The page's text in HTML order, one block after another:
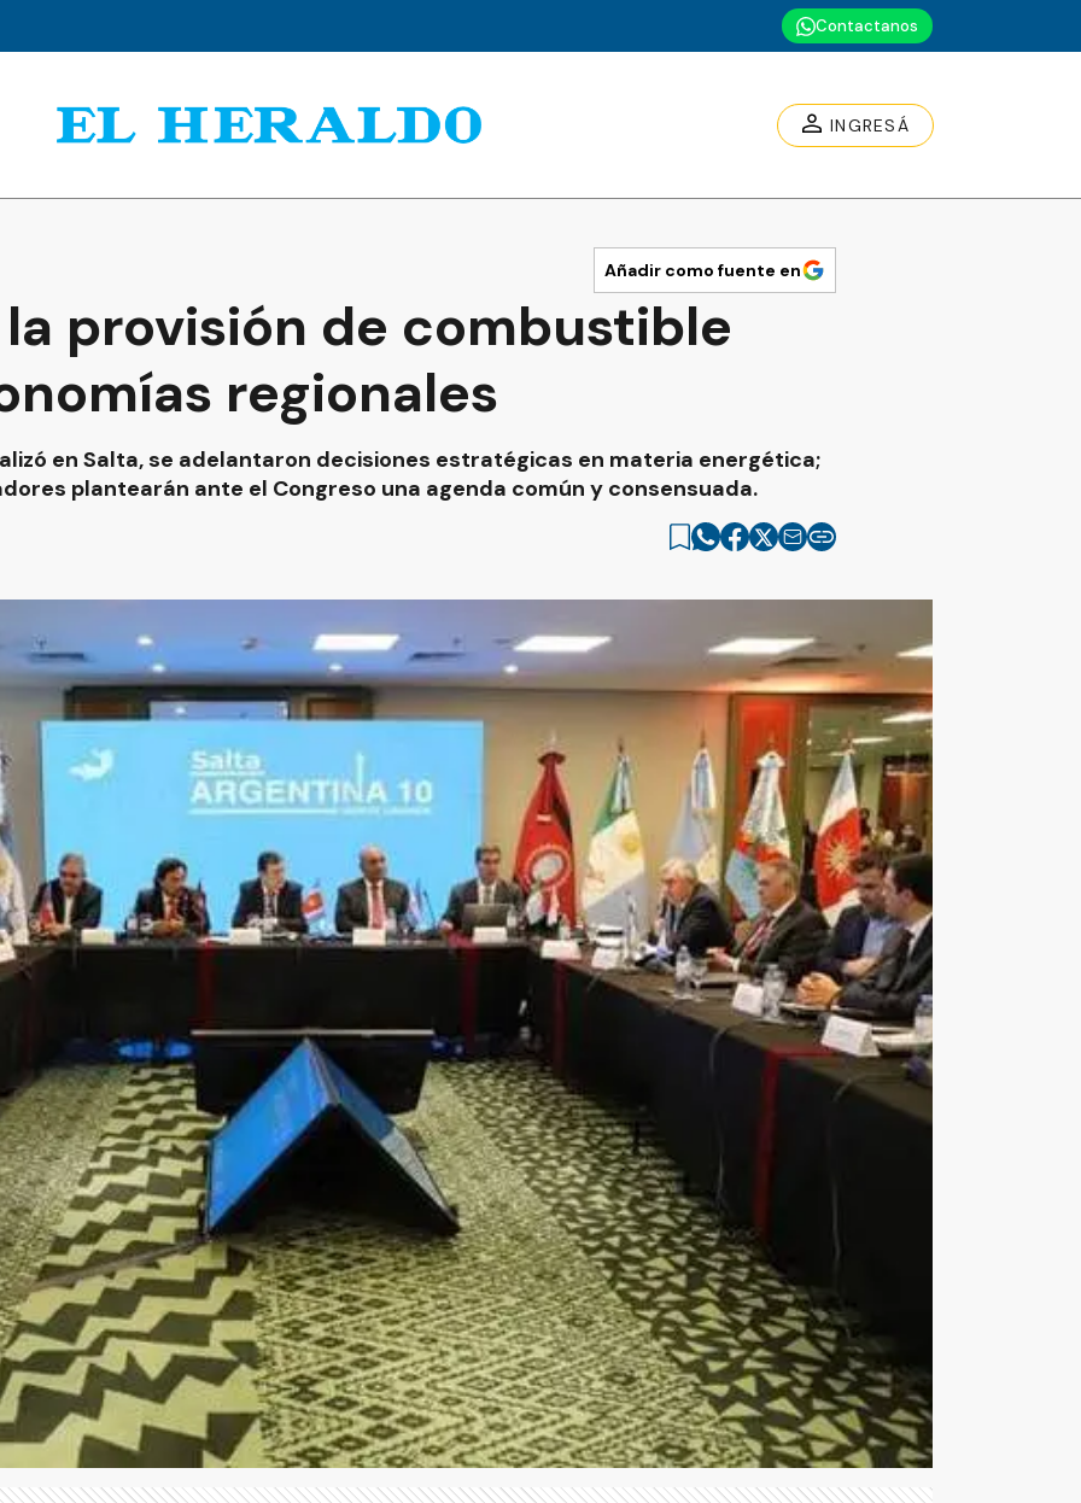
Contactanos
INGRESÁ
Añadir como fuente en
la provisión de combustible
regionales
en Salta, se adelantaron decisiones estratégicas en materia energética;
plantearán ante el Congreso una agenda común y consensuada.